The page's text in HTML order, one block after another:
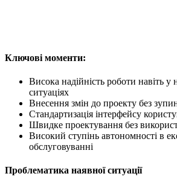
Ключові моменти:
Висока надійність роботи навіть у
ситуаціях
Внесення змін до проекту без
Стандартизація інтерфейсу
Швидке проектування без
Високий ступінь автономності в
обслуговуванні
Проблематика наявної ситуації